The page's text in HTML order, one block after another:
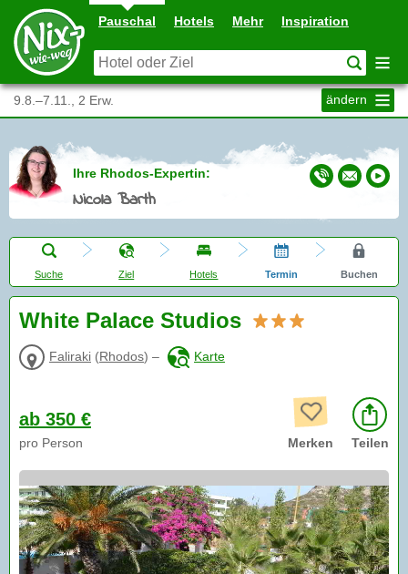
Pauschal Hotels Mehr Inspiration
9.8.–7.11., 2 Erw. ändern
Ihre Rhodos-Expertin:
Nicola Barth
Suche Ziel Hotels Termin Buchen
White Palace Studios
Faliraki (Rhodos) – Karte
ab 350 €
pro Person Merken Teilen